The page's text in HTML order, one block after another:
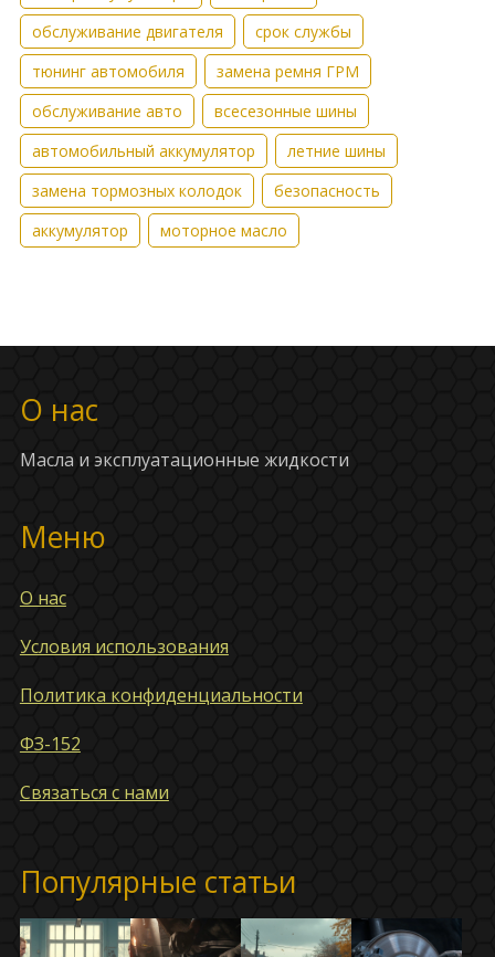
обслуживание двигателя
срок службы
тюнинг автомобиля
замена ремня ГРМ
обслуживание авто
всесезонные шины
автомобильный аккумулятор
летние шины
замена тормозных колодок
безопасность
аккумулятор
моторное масло
О нас
Масла и эксплуатационные жидкости
Меню
О нас
Условия использования
Политика конфиденциальности
ФЗ-152
Связаться с нами
Популярные статьи